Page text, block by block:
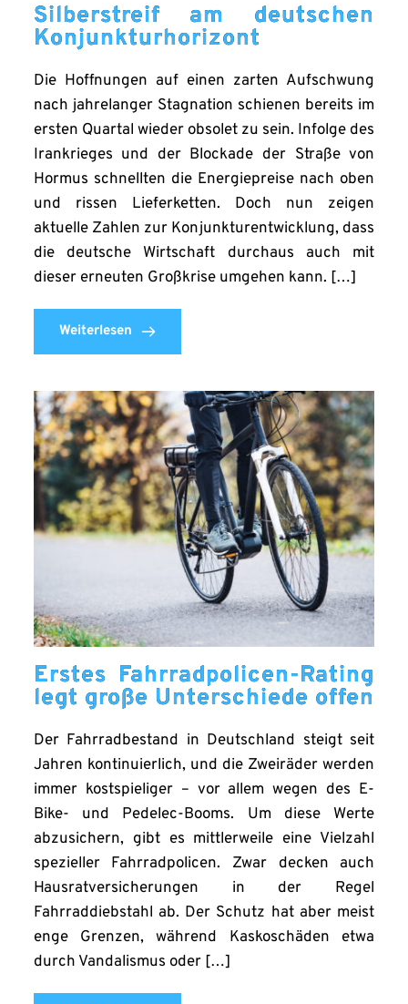
Silberstreif am deutschen
Konjunkturhorizont
Die Hoffnungen auf einen zarten Aufschwung
nach jahrelanger Stagnation schienen bereits im
ersten Quartal wieder obsolet zu sein. Infolge des
Irankrieges und der Blockade der Straße von
Hormus schnellten die Energiepreise nach oben
und rissen Lieferketten. Doch nun zeigen
aktuelle Zahlen zur Konjunkturentwicklung, dass
die deutsche Wirtschaft durchaus auch mit
dieser erneuten Großkrise umgehen kann. […]
Weiterlesen
Erstes Fahrradpolicen-Rating
legt große Unterschiede offen
Der Fahrradbestand in Deutschland steigt seit
Jahren kontinuierlich, und die Zweiräder werden
immer kostspieliger – vor allem wegen des E-
Bike- und Pedelec-Booms. Um diese Werte
abzusichern, gibt es mittlerweile eine Vielzahl
spezieller Fahrradpolicen. Zwar decken auch
Hausratversicherungen in der Regel
Fahrraddiebstahl ab. Der Schutz hat aber meist
enge Grenzen, während Kaskoschäden etwa
durch Vandalismus oder […]